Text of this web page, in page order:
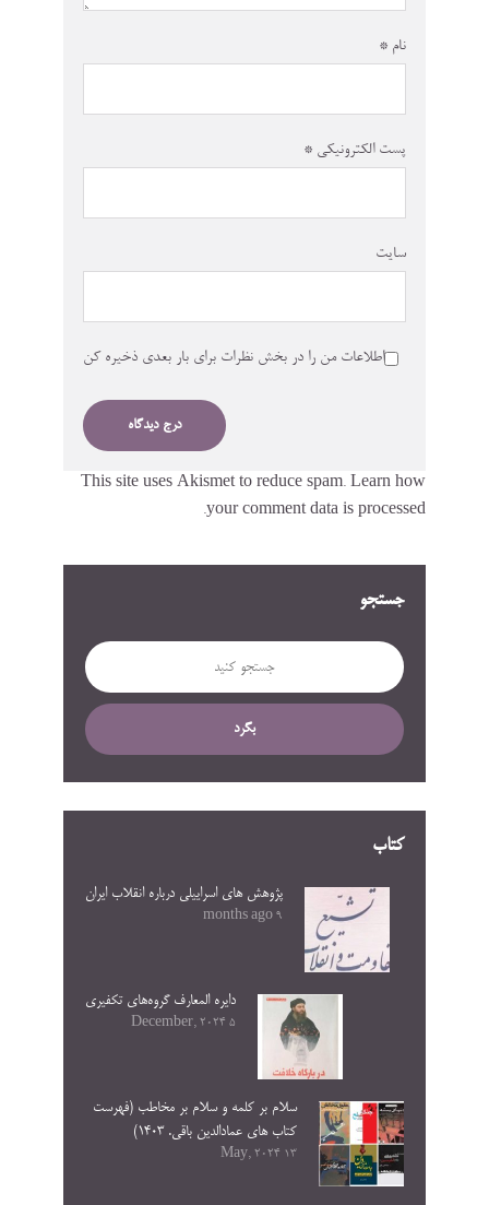
جستجو
بگرد
کتاب
پژوهش های اسراییلی درباره انقلاب ایران
9 months ago
دایره المعارف گروه‌های تکفیری
5 December, 2024
سلام بر کلمه و سلام بر مخاطب (فهرست
کتاب های عمادالدین باقی. ۱۴۰۳)
13 May, 2024
نام *
پست الکترونیکی *
سایت
اطلاعات من را در بخش نظرات برای بار بعدی ذخیره کن
This site uses Akismet to reduce spam. Learn how
your comment data is processed.